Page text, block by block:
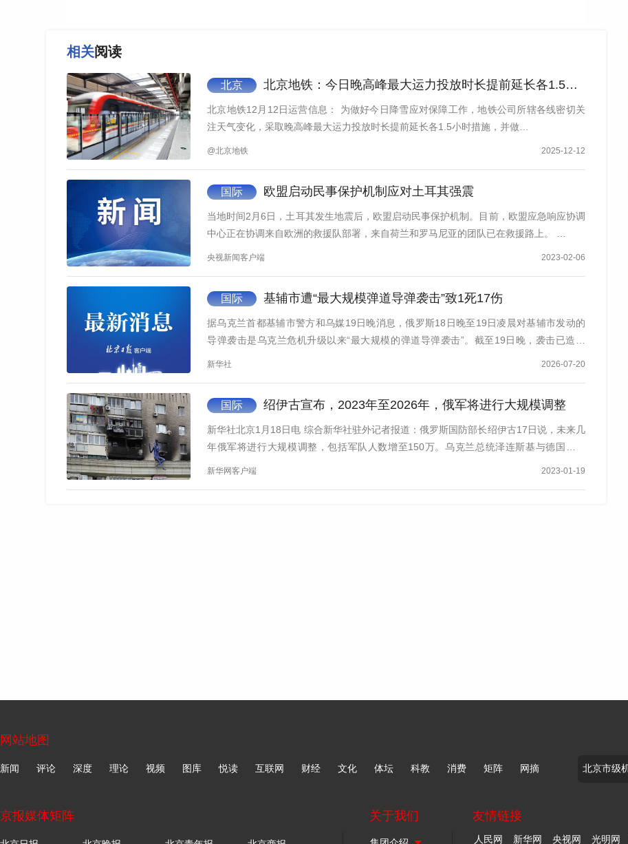
相关阅读
北京 北京地铁：今日晚高峰最大运力投放时长提前延长各1.5小时
北京地铁12月12日运营信息： 为做好今日降雪应对保障工作，地铁公司所辖各线密切关
注天气变化，采取晚高峰最大运力投放时长提前延长各1.5小时措施，并做…
@北京地铁 2025-12-12
国际 欧盟启动民事保护机制应对土耳其强震
当地时间2月6日，土耳其发生地震后，欧盟启动民事保护机制。目前，欧盟应急响应协调
中心正在协调来自欧洲的救援队部署，来自荷兰和罗马尼亚的团队已在救援路上。 …
央视新闻客户端 2023-02-06
国际 基辅市遭“最大规模弹道导弹袭击”致1死17伤
据乌克兰首都基辅市警方和乌媒19日晚消息，俄罗斯18日晚至19日凌晨对基辅市发动的
导弹袭击是乌克兰危机升级以来“最大规模的弹道导弹袭击”。截至19日晚，袭击已造成
新华社 2026-07-20
国际 绍伊古宣布，2023年至2026年，俄军将进行大规模调整
新华社北京1月18日电 综合新华社驻外记者报道：俄罗斯国防部长绍伊古17日说，未来几
年俄军将进行大规模调整，包括军队人数增至150万。乌克兰总统泽连斯基与德国总统
新华网客户端 2023-01-19
网站地图
新闻 评论 深度 理论 视频 图库 悦读 互联网 财经 文化 体坛 科教 消费 矩阵 网摘
京报媒体矩阵 关于我们 友情链接
人民网 新华网 央视网 光明网